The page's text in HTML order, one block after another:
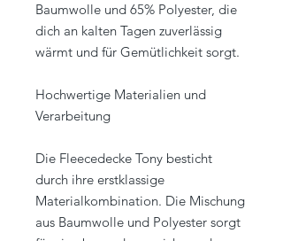
Baumwolle und 65% Polyester, die
dich an kalten Tagen zuverlässig
wärmt und für Gemütlichkeit sorgt.
Hochwertige Materialien und
Verarbeitung
Die Fleecedecke Tony besticht
durch ihre erstklassige
Materialkombination. Die Mischung
aus Baumwolle und Polyester sorgt